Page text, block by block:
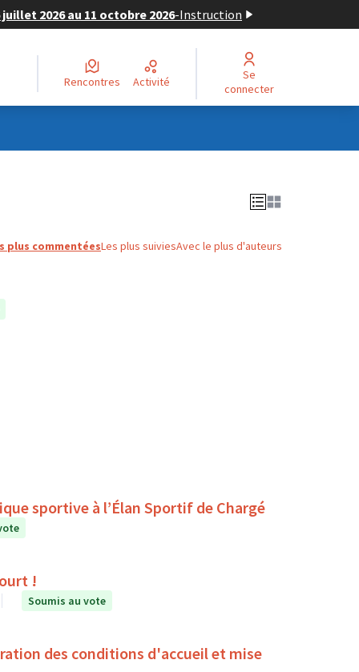
2026 au 11 octobre 2026-Instruction
Rencontres Activité
Se
connecter
plus commentéesLes plus suiviesAvec le plus d'auteurs
sportive à l’Élan Sportif de Chargé
!
Soumis au vote
des conditions d'accueil et mise